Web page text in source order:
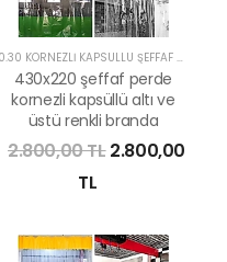
0.30 KORNEZLİ KAPSÜLLÜ ŞEFFAF PERDE
430x220 şeffaf perde
kornezli kapsüllü altı ve
üstü renkli branda
2.800,00 TL2.800,00
TL